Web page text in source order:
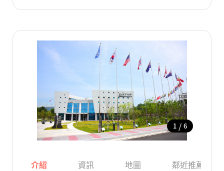
1 / 6
介紹 資訊 地圖 鄰近推薦景點